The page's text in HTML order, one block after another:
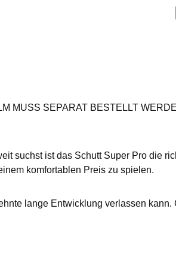
MUSS SEPARAT BESTELLT
suchst ist das Schutt Super Pro die
komfortablen Preis zu spielen.
lange Entwicklung verlassen